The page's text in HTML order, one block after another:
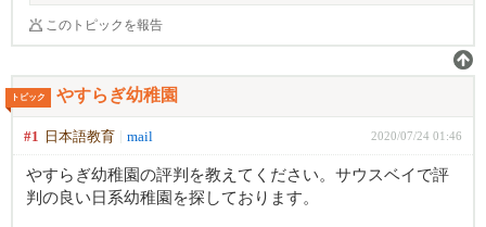
このトピックを報告
トピック やすらぎ幼稚園
#1 日本語教育 mail 2020/07/24 01:46
やすらぎ幼稚園の評判を教えてください。サウスベイで評
判の良い日系幼稚園を探しております。